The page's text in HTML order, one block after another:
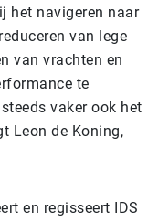
het navigeren naar
van lege
van vrachten en
te
vaker ook het
Leon de Koning,
en regisseert IDS